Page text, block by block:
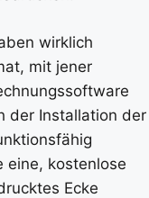
wirklich
mit jener
der Installation der
eine, kostenlose
Ecke